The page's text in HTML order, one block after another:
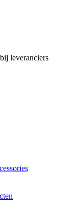
leveranciers